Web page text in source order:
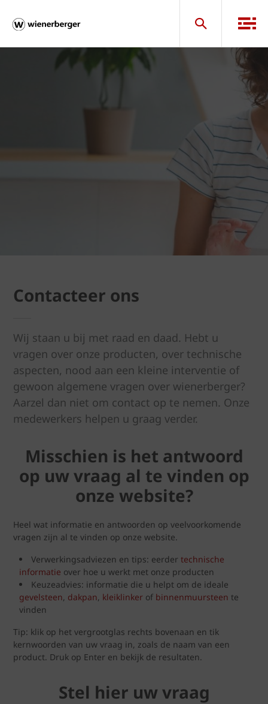
Contacteer ons
Wij staan u bij met raad en daad. Hebt u
vragen over onze producten, over technische
aspecten, nood aan een kleine interventie of
gewoon algemene vragen over wienerberger?
Aarzel dan niet om contact op te nemen. Onze
medewerkers helpen u graag verder.
Misschien is het antwoord
op uw vraag al te vinden op
onze website?
Heel wat informatie en antwoorden op veelvoorkomende
vragen zijn al te vinden op onze website.
Verwerkingsadviezen en tips: eerder technische
informatie over hoe u werkt met onze producten
Keuzeadvies: informatie die u helpt om de ideale
gevelsteen, dakpan, kleiklinker of binnenmuursteen te
vinden
Tip: klik op het vergrootglas rechts bovenaan en tik
kernwoorden van uw vraag in, zoals de naam van een
product. Druk op Enter en bekijk de resultaten.
Stel hier uw vraag